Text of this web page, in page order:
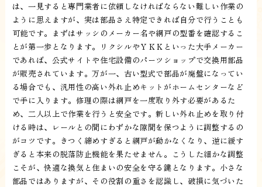
は、一見すると専門業者に依頼しなければならない難しい作業の
ように思えますが、実は部品さえ特定できれば自分で行うことも
可能です。まずはサッシのメーカー名や網戸の型番を確認するこ
とが第一歩となります。リクシルやＹＫＫといった大手メーカー
であれば、公式サイトや住宅設備のパーツショップで交換用部品
が販売されています。万が一、古い型式で部品が廃盤になってい
る場合でも、汎用性の高い外れ止めキットがホームセンターなど
で手に入ります。修理の際は網戸を一度取り外す必要があるた
め、二人以上で作業を行うと安全です。新しい外れ止めを取り付
ける時は、レールとの間にわずかな隙間を保つように調整するの
がコツです。きつく締めすぎると網戸が動かなくなり、逆に緩す
ぎると本来の脱落防止機能を果たせません。こうした細かな調整
こそが、快適な換気と住まいの安全を守る鍵となります。小さな
部品ではありますが、その役割の重さを認識し、破損に気づいた